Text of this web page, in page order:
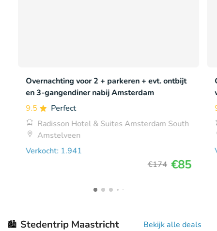
Overnachting voor 2 + parkeren + evt. ontbijt
en 3-gangendiner nabij Amsterdam
9.5
Perfect
Radisson Hotel & Suites Amsterdam South
Amstelveen
Verkocht: 1.941
€174 €85
🏙️ Stedentrip Maastricht Bekijk alle deals